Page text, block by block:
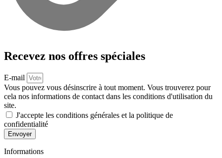
Recevez nos offres spéciales
E-mail
Vous pouvez vous désinscrire à tout moment. Vous trouverez pour
cela nos informations de contact dans les conditions d'utilisation du
site.
J'accepte les conditions générales et la politique de
confidentialité
Envoyer
Informations